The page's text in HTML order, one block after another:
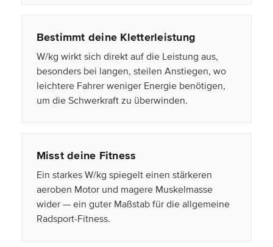
Bestimmt deine Kletterleistung
W/kg wirkt sich direkt auf die Leistung aus,
besonders bei langen, steilen Anstiegen, wo
leichtere Fahrer weniger Energie benötigen,
um die Schwerkraft zu überwinden.
Misst deine Fitness
Ein starkes W/kg spiegelt einen stärkeren
aeroben Motor und magere Muskelmasse
wider — ein guter Maßstab für die allgemeine
Radsport-Fitness.